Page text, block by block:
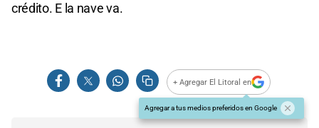
crédito. E la nave va.
+ Agregar El Litoral en
Agregar a tus medios preferidos en Google